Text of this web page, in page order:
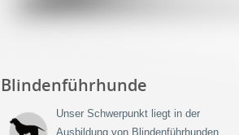
Blindenführhunde
Unser Schwerpunkt liegt in der
Ausbildung von Blindenführhunden.